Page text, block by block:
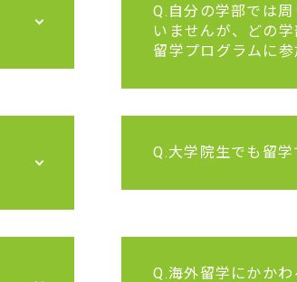
Q.自分の学部では
いませんが、どの
留学プログラムに参
Q.大学院生でも留学
Q.海外留学にかか